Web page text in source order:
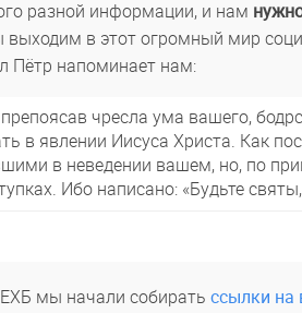
разной информации, и нам
выходим в этот огромный мир
Пётр напоминает нам:
чресла ума вашего,
в явлении Иисуса Христа. Как
в неведении вашем, но, по
Ибо написано: «Будьте
мы начали собирать ссылки на